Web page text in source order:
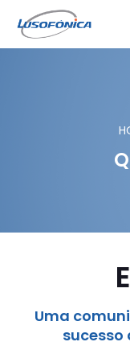
Uma
sucesso